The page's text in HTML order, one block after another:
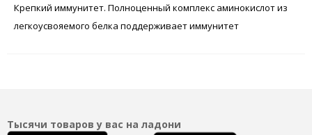
Крепкий иммунитет. Полноценный комплекс аминокислот из
легкоусвояемого белка поддерживает иммунитет
Тысячи товаров у вас на ладони